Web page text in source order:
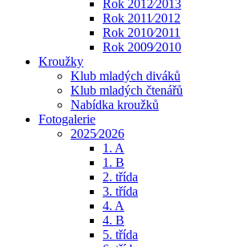
Rok 2012⁄2013
Rok 2011⁄2012
Rok 2010⁄2011
Rok 2009⁄2010
Kroužky
Klub mladých diváků
Klub mladých čtenářů
Nabídka kroužků
Fotogalerie
2025⁄2026
1. A
1. B
2. třída
3. třída
4. A
4. B
5. třída